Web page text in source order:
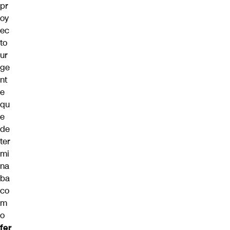
pr
oy
ec
to
ur
ge
nt
e
qu
e
de
ter
mi
na
ba
co
m
o
fer